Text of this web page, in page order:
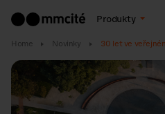
Produkty
Home Novinky 30 let ve